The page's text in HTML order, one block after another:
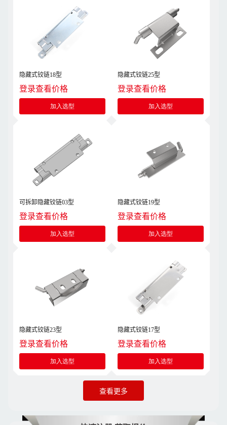
隐藏式铰链18型
登录查看价格
加入选型
隐藏式铰链25型
登录查看价格
加入选型
可拆卸隐藏铰链03型
登录查看价格
加入选型
隐藏式铰链19型
登录查看价格
加入选型
隐藏式铰链23型
登录查看价格
加入选型
隐藏式铰链17型
登录查看价格
加入选型
查看更多